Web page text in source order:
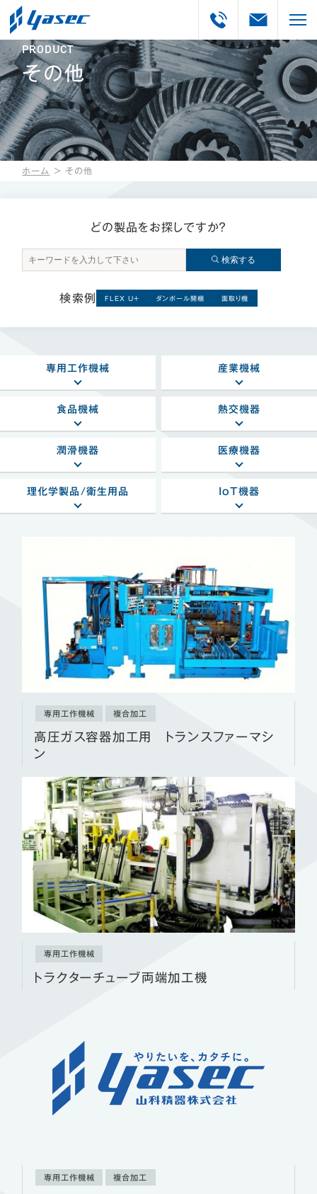
PRODUCT
その他
ホーム ＞ その他
どの製品をお探しですか？
検索する
検索例 FLEX U＋ ダンボール開梱 面取り機
専用工作機械 産業機械
食品機械 熱交機器
潤滑機器 医療機器
理化学製品/衛生用品 IoT機器
専用工作機械 複合加工
高圧ガス容器加工用 トランスファーマシ
ン
専用工作機械
トラクターチューブ両端加工機
専用工作機械 複合加工